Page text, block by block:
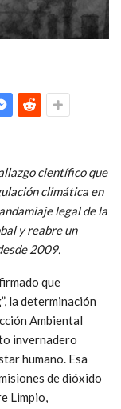
científico que
climática en
legal de la
y reabre un
2009.
que
la determinación
Ambiental
invernadero
humano. Esa
de dióxido
Limpio,